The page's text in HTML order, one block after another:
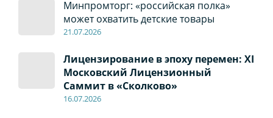
Минпромторг: «российская полка»
может охватить детские товары
21.07.2026
Лицензирование в эпоху перемен: XI
Московский Лицензионный
Саммит в «Сколково»
16.07.2026